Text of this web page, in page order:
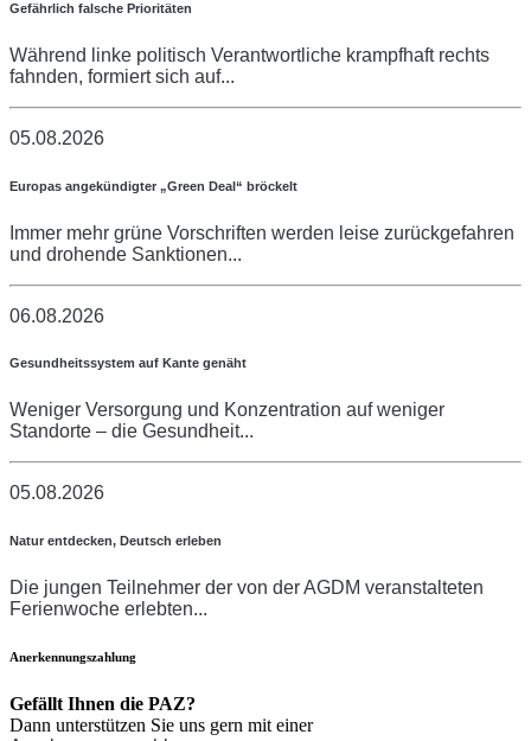
Gefährlich falsche Prioritäten
Während linke politisch Verantwortliche krampfhaft rechts
fahnden, formiert sich auf...
05.08.2026
Europas angekündigter „Green Deal“ bröckelt
Immer mehr grüne Vorschriften werden leise zurückgefahren
und drohende Sanktionen...
06.08.2026
Gesundheitssystem auf Kante genäht
Weniger Versorgung und Konzentration auf weniger
Standorte – die Gesundheit...
05.08.2026
Natur entdecken, Deutsch erleben
Die jungen Teilnehmer der von der AGDM veranstalteten
Ferienwoche erlebten...
Anerkennungszahlung
Gefällt Ihnen die PAZ?
Dann unterstützen Sie uns gern mit einer